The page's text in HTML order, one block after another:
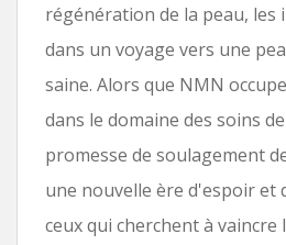
régénération de la peau, les
dans un voyage vers une
saine. Alors que NMN
dans le domaine des soins
promesse de soulagement
une nouvelle ère d'espoir et
ceux qui cherchent à